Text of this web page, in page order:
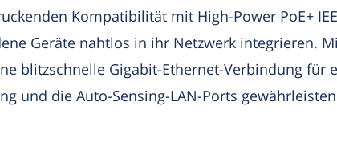
Kompatibilität mit High-Power PoE+
Geräte nahtlos in ihr Netzwerk integrieren.
blitzschnelle Gigabit-Ethernet-Verbindung für
und die Auto-Sensing-LAN-Ports